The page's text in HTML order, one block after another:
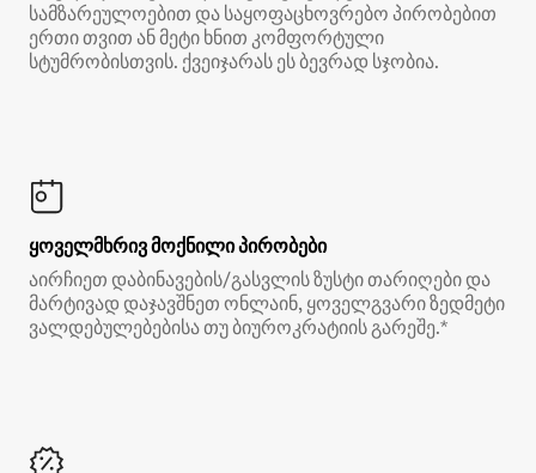
სამზარეულოებით და საყოფაცხოვრებო პირობებით
ერთი თვით ან მეტი ხნით კომფორტული
სტუმრობისთვის. ქვეიჯარას ეს ბევრად სჯობია.
ყოველმხრივ მოქნილი პირობები
აირჩიეთ დაბინავების/გასვლის ზუსტი თარიღები და
მარტივად დაჯავშნეთ ონლაინ, ყოველგვარი ზედმეტი
ვალდებულებებისა თუ ბიუროკრატიის გარეშე.*